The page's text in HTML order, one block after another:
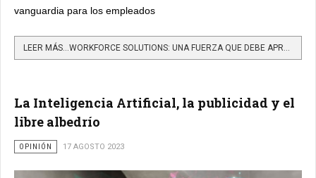
vanguardia para los empleados
La Inteligencia Artificial, la publicidad y el
libre albedrío
OPINIÓN 17 AGOSTO 2023